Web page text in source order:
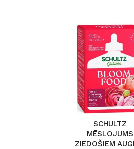
SCHULTZ
MĒSLOJUMS
ZIEDOŠIEM